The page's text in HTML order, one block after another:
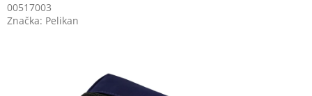
00517003
Značka: Pelikan